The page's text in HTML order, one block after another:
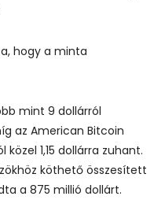
hogy a minta
mint 9 dollárról
az American Bitcoin
közel 1,15 dollárra zuhant.
köthető összesített
a 875 millió dollárt.